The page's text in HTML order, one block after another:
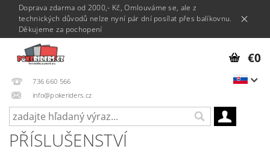
Doprava zdarma od 2000,- Kč, Omlouváme se, ale z
technických důvodů nelze nyní pár dní posílat přes balíkovnu.
Děkujeme za pochopení
736 660 566
info@pokeriders.cz
€0
PŘÍSLUŠENSTVÍ